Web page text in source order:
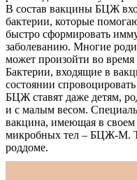
В состав вакцины БЦЖ
бактерии, которые
быстро сформировать
заболеванию. Многие
может произойти во время
Бактерии, входящие в
состоянии
БЦЖ ставят даже детям,
и с малым весом.
вакцина, имеющая в своем
микробных тел – БЦЖ-М.
роддоме.